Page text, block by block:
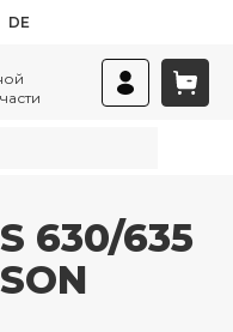
DE
630/635